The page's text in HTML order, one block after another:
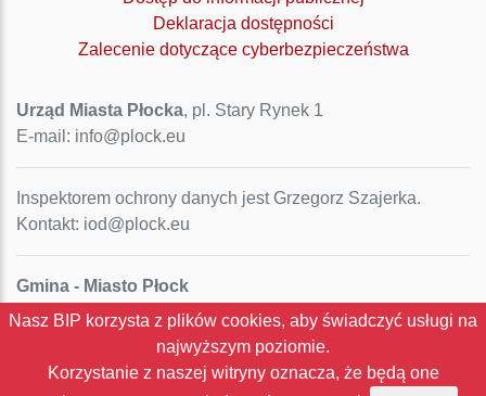
Deklaracja dostępności
Zalecenie dotyczące cyberbezpieczeństwa
Urząd Miasta Płocka, pl. Stary Rynek 1
E-mail: info@plock.eu
Inspektorem ochrony danych jest Grzegorz Szajerka.
Kontakt: iod@plock.eu
Gmina - Miasto Płock
Pl. Stary Rynek 1
NIP: 774-31-35-712
Nasz BIP korzysta z plików cookies, aby świadczyć usługi na
najwyższym poziomie.
Korzystanie z naszej witryny oznacza, że będą one